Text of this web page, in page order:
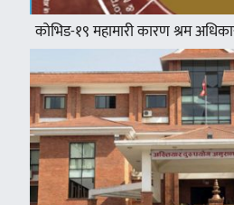
कोभिड-१९ महामारी कारण श्रम